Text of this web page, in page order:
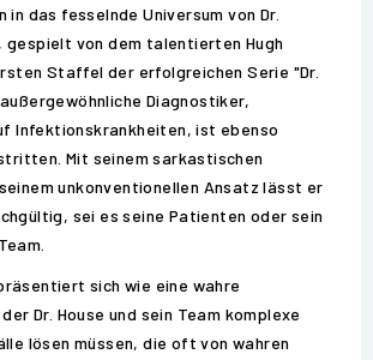
in das fesselnde Universum von Dr.
gespielt von dem talentierten Hugh
Staffel der erfolgreichen Serie "Dr.
Diagnostiker,
Infektionskrankheiten, ist ebenso
Mit seinem sarkastischen
unkonventionellen Ansatz lässt er
sei es seine Patienten oder sein
sich wie eine wahre
Dr. House und sein Team komplexe
lösen müssen, die oft von wahren